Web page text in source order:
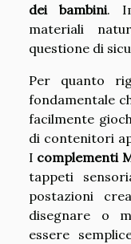
dei bambini.
materiali
questione di
Per quanto
fondamentale
facilmente
di contenitori
I complementi
tappeti
postazioni
disegnare o
essere